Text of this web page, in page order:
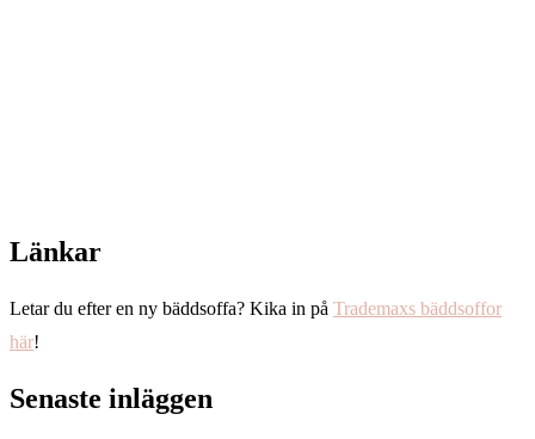
Länkar
Letar du efter en ny bäddsoffa? Kika in på Trademaxs bäddsoffor
här!
Senaste inläggen